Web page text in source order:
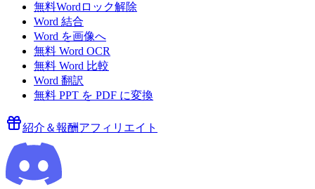
無料Wordロック解除
Word 結合
Word を画像へ
無料 Word OCR
無料 Word 比較
Word 翻訳
無料 PPT を PDF に変換
紹介＆報酬アフィリエイト